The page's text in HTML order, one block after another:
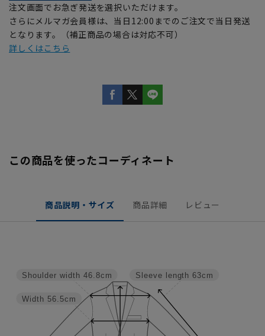
注文画面でお急ぎ発送を選択いただけます。
さらにメルマガ会員様は、当日12:00までのご注文で当日発送
となります。（補正商品の場合は対応不可）
詳しくはこちら
この商品を使ったコーディネート
商品説明・サイズ 商品詳細 レビュー
Sleeve length 63cm
Width 56.5cm
Shoulder width 46.8cm